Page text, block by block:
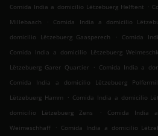
Comida India a domicilio Lëtzebuerg Helftent .
Millebaach
. Comida India a domicilio
domicilio Lëtzebuerg Gaasperech
. Comida
Comida India a domicilio Lëtzebuerg
Lëtzebuerg Garer Quartier . Comida India a
Comida India a domicilio Lëtzebuerg
Lëtzebuerg Hamm
. Comida India a domicilio
domicilio Lëtzebuerg Zens
.
Comida India
Weimeschhaff
. Comida India a domicilio